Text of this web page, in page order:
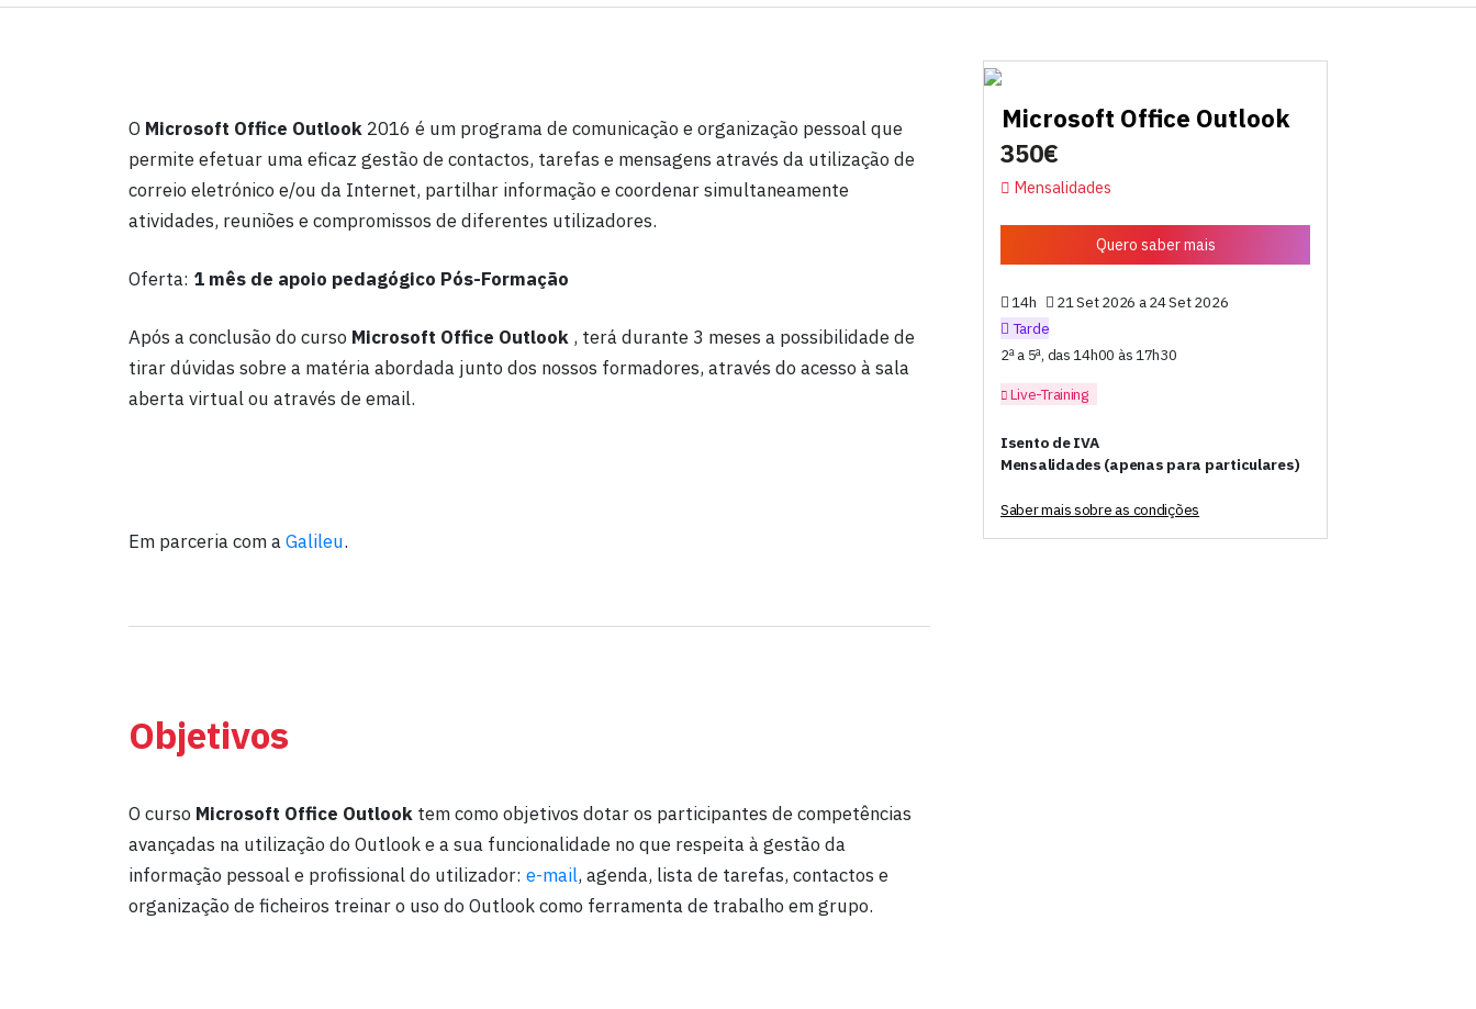
O Microsoft Office Outlook 2016 é um programa de comunicação e organização pessoal que
permite efetuar uma eficaz gestão de contactos, tarefas e mensagens através da utilização de
correio eletrónico e/ou da Internet, partilhar informação e coordenar simultaneamente
atividades, reuniões e compromissos de diferentes utilizadores.
Oferta: 1 mês de apoio pedagógico Pós-Formação
Após a conclusão do curso Microsoft Office Outlook , terá durante 3 meses a possibilidade de
tirar dúvidas sobre a matéria abordada junto dos nossos formadores, através do acesso à sala
aberta virtual ou através de email.
Em parceria com aGalileu.
Objetivos
O curso Microsoft Office Outlook tem como objetivos dotar os participantes de competências
avançadas na utilização do Outlook e a sua funcionalidade no que respeita à gestão da
informação pessoal e profissional do utilizador: e-mail, agenda, lista de tarefas, contactos e
organização de ficheiros treinar o uso do Outlook como ferramenta de trabalho em grupo.
Microsoft Office Outlook
350€
Mensalidades
Quero saber mais
14h
21 Set 2026 a 24 Set 2026
Tarde
2ª a 5ª, das 14h00 às 17h30
Live-Training
Isento de IVA
Mensalidades (apenas para particulares)
Saber mais sobre as condições